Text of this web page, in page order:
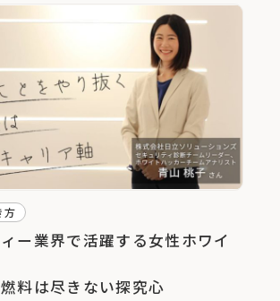
方
ー業界で活躍する女性ホワイ
料は尽きない探究心